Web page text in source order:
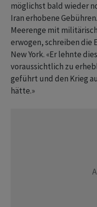
möglichst bald wieder
Iran erhobene
Meerenge mit
erwogen, schreiben die
New York. «Er lehnte
voraussichtlich zu
geführt und den Krieg
hätte.»